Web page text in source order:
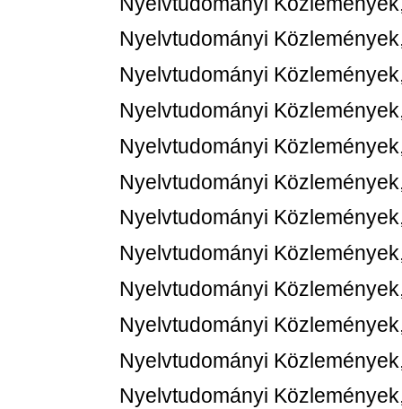
Nyelvtudományi
Nyelvtudományi
Nyelvtudományi
Nyelvtudományi
Nyelvtudományi
Nyelvtudományi
Nyelvtudományi
Nyelvtudományi
Nyelvtudományi
Nyelvtudományi
Nyelvtudományi